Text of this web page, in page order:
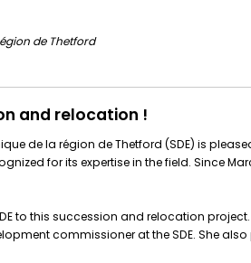
de Thetford
and relocation !
de la région de Thetford (SDE) is
for its expertise in the field. Since
to this succession and relocation
commissioner at the SDE. She